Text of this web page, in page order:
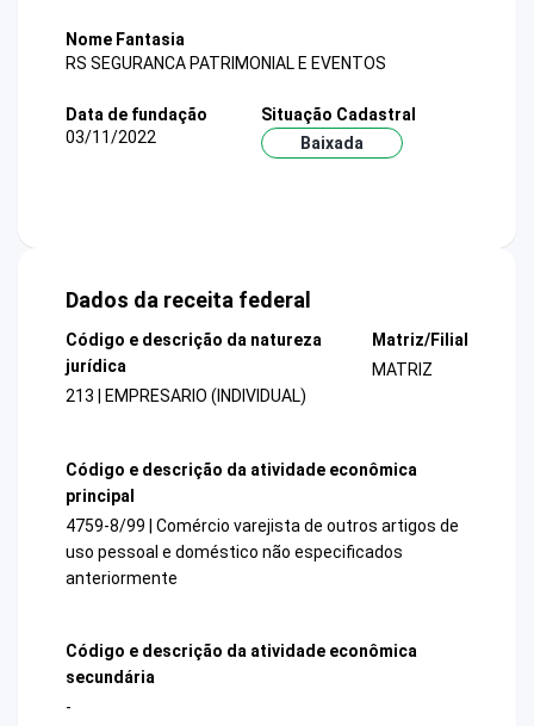
Nome Fantasia
RS SEGURANCA PATRIMONIAL E EVENTOS
Data de fundação
03/11/2022
Situação Cadastral
Baixada
Dados da receita federal
Código e descrição da natureza
jurídica
213 | EMPRESARIO (INDIVIDUAL)
Matriz/Filial
MATRIZ
Código e descrição da atividade econômica
principal
4759-8/99 | Comércio varejista de outros artigos de
uso pessoal e doméstico não especificados
anteriormente
Código e descrição da atividade econômica
secundária
-